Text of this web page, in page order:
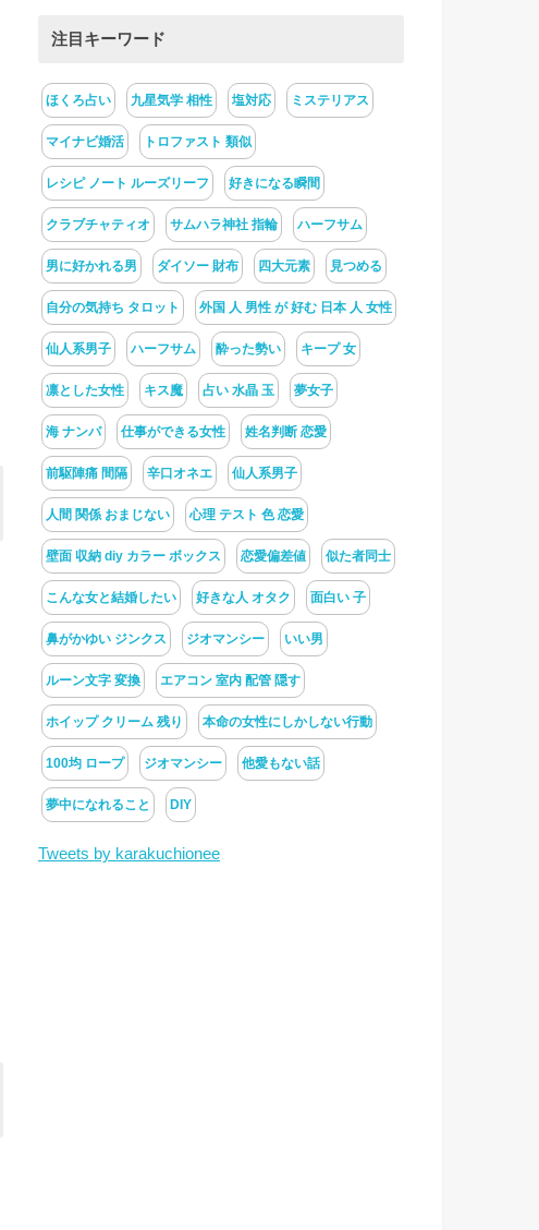
注目キーワード
ほくろ占い 九星気学 相性 塩対応 ミステリアス
マイナビ婚活 トロファスト 類似
レシピ ノート ルーズリーフ 好きになる瞬間
クラブチャティオ サムハラ神社 指輪 ハーフサム
男に好かれる男 ダイソー 財布 四大元素 見つめる
自分の気持ち タロット 外国 人 男性 が 好む 日本 人 女性
仙人系男子 ハーフサム 酔った勢い キープ 女
凛とした女性 キス魔 占い 水晶 玉 夢女子
海 ナンパ 仕事ができる女性 姓名判断 恋愛
前駆陣痛 間隔 辛口オネエ 仙人系男子
人間 関係 おまじない 心理 テスト 色 恋愛
壁面 収納 diy カラー ボックス 恋愛偏差値 似た者同士
こんな女と結婚したい 好きな人 オタク 面白い 子
鼻がかゆい ジンクス ジオマンシー いい男
ルーン文字 変換 エアコン 室内 配管 隠す
ホイップ クリーム 残り 本命の女性にしかしない行動
100均 ロープ ジオマンシー 他愛もない話
夢中になれること DIY
Tweets by karakuchionee